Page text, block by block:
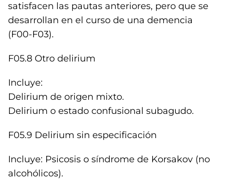
satisfacen las pautas anteriores, pero que se
desarrollan en el curso de una demencia
(F00-F03).
F05.8 Otro delirium
Incluye:
Delirium de origen mixto.
Delirium o estado confusional subagudo.
F05.9 Delirium sin especificación
Incluye: Psicosis o síndrome de Korsakov (no
alcohólicos).